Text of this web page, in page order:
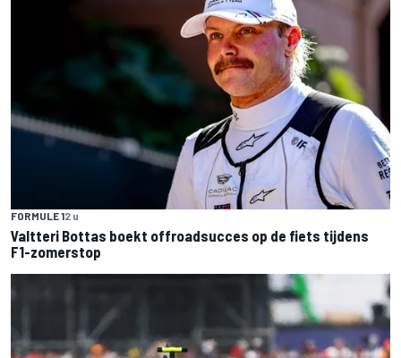
FORMULE 12 u
Valtteri Bottas boekt offroadsucces op de fiets tijdens
F1-zomerstop